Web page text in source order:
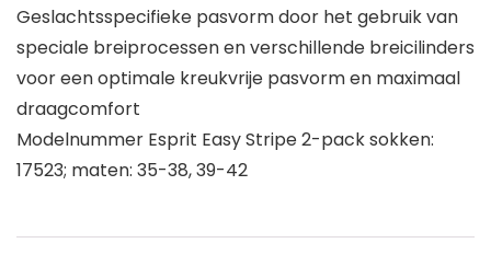
Geslachtsspecifieke pasvorm door het gebruik van
speciale breiprocessen en verschillende breicilinders
voor een optimale kreukvrije pasvorm en maximaal
draagcomfort
Modelnummer Esprit Easy Stripe 2-pack sokken:
17523; maten: 35-38, 39-42